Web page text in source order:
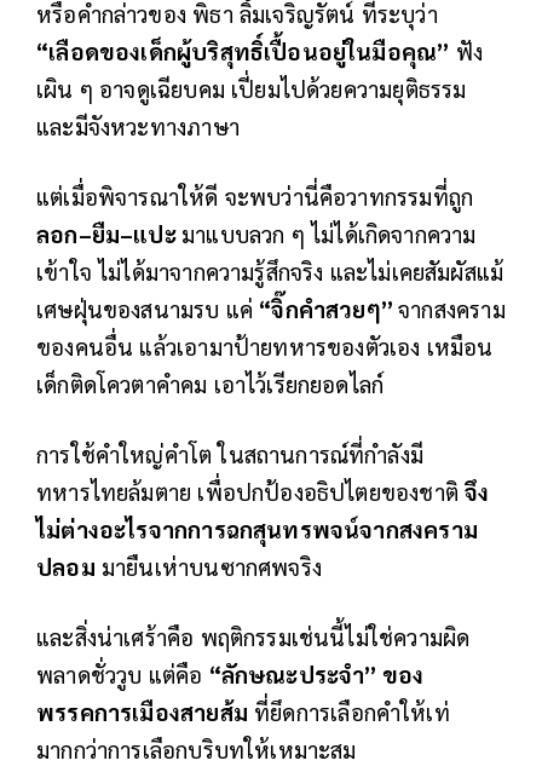
หรือคำกล่าวของ พิธา ลิ้มเจริญรัตน์ ที่ระบุว่า
“เลือดของเด็กผู้บริสุทธิ์เปื้อนอยู่ในมือคุณ” ฟัง
เผิน ๆ อาจดูเฉียบคม เปี่ยมไปด้วยความยุติธรรม
และมีจังหวะทางภาษา
แต่เมื่อพิจารณาให้ดี จะพบว่านี่คือวาทกรรมที่ถูก
ลอก–ยืม–แปะ มาแบบลวก ๆ ไม่ได้เกิดจากความ
เข้าใจ ไม่ได้มาจากความรู้สึกจริง และไม่เคยสัมผัสแม้
เศษฝุ่นของสนามรบ แค่ “จิ๊กคำสวยๆ”จากสงคราม
ของคนอื่น แล้วเอามาป้ายทหารของตัวเอง เหมือน
เด็กติดโควตาคำคม เอาไว้เรียกยอดไลก์
การใช้คำใหญ่คำโต ในสถานการณ์ที่กำลังมี
ทหารไทยล้มตาย เพื่อปกป้องอธิปไตยของชาติจึง
ไม่ต่างอะไรจากการฉกสุนทรพจน์จากสงคราม
ปลอม มายืนเห่าบนซากศพจริง
และสิ่งน่าเศร้าคือ พฤติกรรมเช่นนี้ไม่ใช่ความผิด
พลาดชั่ววูบ แต่คือ “ลักษณะประจำ” ของ
พรรคการเมืองสายส้ม ที่ยึดการเลือกคำให้เท่
มากกว่าการเลือกบริบทให้เหมาะสม